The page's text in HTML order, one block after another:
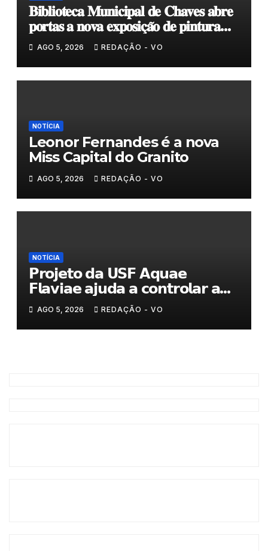
𝐁𝐢𝐛𝐥𝐢𝐨𝐭𝐞𝐜𝐚 𝐌𝐮𝐧𝐢𝐜𝐢𝐩𝐚𝐥 𝐝𝐞 𝐂𝐡𝐚𝐯𝐞𝐬 𝐚𝐛𝐫𝐞
𝐩𝐨𝐫𝐭𝐚𝐬 𝐚 𝐧𝐨𝐯𝐚 𝐞𝐱𝐩𝐨𝐬𝐢𝐜̧𝐚̃𝐨 𝐝𝐞 𝐩𝐢𝐧𝐭𝐮𝐫𝐚
𝐝𝐮𝐫𝐚𝐧𝐭𝐞 𝐨 𝐦𝐞̂𝐬 𝐝𝐞 𝐚𝐠𝐨𝐬𝐭𝐨
AGO 5, 2026 REDAÇÃO - VO
NOTÍCIA
Leonor Fernandes é a nova
Miss Capital do Granito
AGO 5, 2026 REDAÇÃO - VO
NOTÍCIA
𝗣𝗿𝗼𝗷𝗲𝘁𝗼 𝗱𝗮 𝗨𝗦𝗙 𝗔𝗾𝘂𝗮𝗲
𝗙𝗹𝗮𝘃𝗶𝗮𝗲 𝗮𝗷𝘂𝗱𝗮 𝗮 𝗰𝗼𝗻𝘁𝗿𝗼𝗹𝗮𝗿 𝗮
𝗮𝗻𝘀𝗶𝗲𝗱𝗮𝗱𝗲
AGO 5, 2026 REDAÇÃO - VO